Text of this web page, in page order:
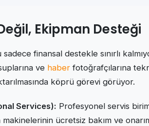
Ekipman Desteği
sadece finansal destekle sınırlı
ve haber fotoğrafçılarına
köprü görevi görüyor.
Services): Profesyonel servis
makinelerinin ücretsiz bakım ve